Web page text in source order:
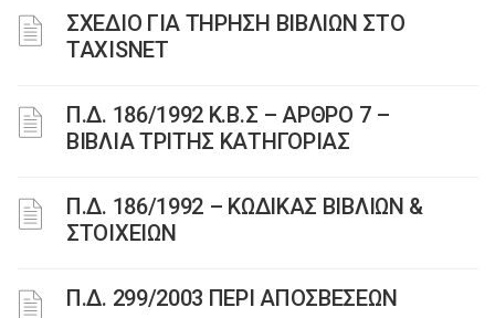
ΣΧΕΔΙΟ ΓΙΑ ΤΗΡΗΣΗ ΒΙΒΛΙΩΝ ΣΤΟ
TAXISNET
Π.Δ. 186/1992 Κ.Β.Σ – ΑΡΘΡΟ 7 –
ΒΙΒΛΙΑ ΤΡΙΤΗΣ ΚΑΤΗΓΟΡΙΑΣ
Π.Δ. 186/1992 – ΚΩΔΙΚΑΣ ΒΙΒΛΙΩΝ &
ΣΤΟΙΧΕΙΩΝ
Π.Δ. 299/2003 ΠΕΡΙ ΑΠΟΣΒΕΣΕΩΝ